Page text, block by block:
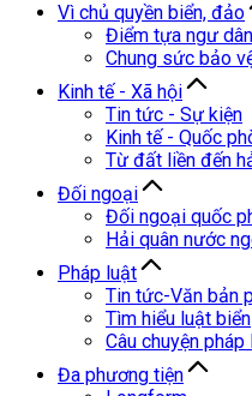
Vì chủ quyền biển, đảo
Điểm tựa ngư
Chung sức bảo
Kinh tế - Xã hội
Tin tức - Sự kiện
Kinh tế - Quốc
Từ đất liền đến
Đối ngoại
Đối ngoại quốc
Hải quân nước
Pháp luật
Tin tức-Văn bản
Tìm hiểu luật biển
Câu chuyện pháp
Đa phương tiện